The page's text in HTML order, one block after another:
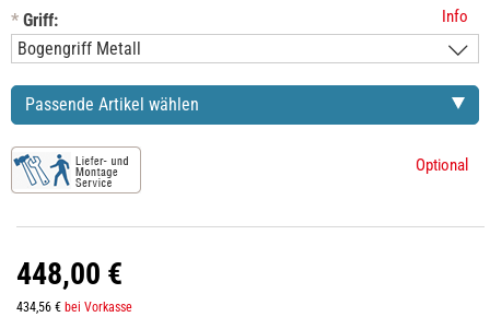
* Griff: Info
Passende Artikel wählen
Optional
448,00 €
434,56 € bei Vorkasse